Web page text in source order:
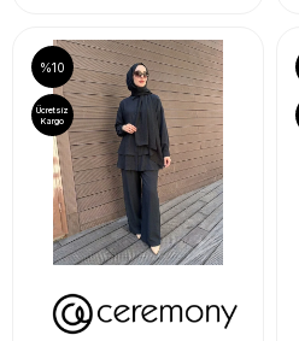
%10
Ücretsiz
Kargo